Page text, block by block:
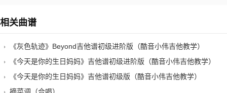
相关曲谱
《灰色轨迹》Beyond吉他谱初级进阶版（酷音小伟吉他教学）
《今天是你的生日妈妈》吉他谱初级进阶版（酷音小伟吉他教学）
《今天是你的生日妈妈》吉他谱初级版（酷音小伟吉他教学）
摘菜调（合唱）